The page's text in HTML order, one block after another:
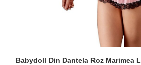
Babydoll Din Dantela Roz Marimea L